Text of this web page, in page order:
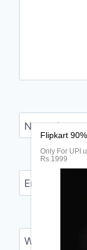
Name*
Email
Website